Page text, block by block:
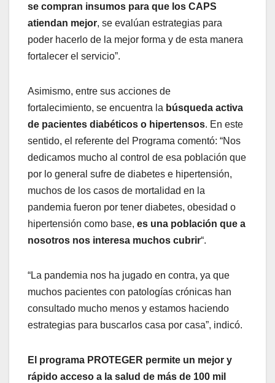
se compran insumos para que los CAPS
atiendan mejor, se evalúan estrategias para
poder hacerlo de la mejor forma y de esta manera
fortalecer el servicio”.
Asimismo, entre sus acciones de
fortalecimiento, se encuentra la búsqueda activa
de pacientes diabéticos o hipertensos. En este
sentido, el referente del Programa comentó: “Nos
dedicamos mucho al control de esa población que
por lo general sufre de diabetes e hipertensión,
muchos de los casos de mortalidad en la
pandemia fueron por tener diabetes, obesidad o
hipertensión como base, es una población que a
nosotros nos interesa muchos cubrir“.
“La pandemia nos ha jugado en contra, ya que
muchos pacientes con patologías crónicas han
consultado mucho menos y estamos haciendo
estrategias para buscarlos casa por casa”, indicó.
El programa PROTEGER permite un mejor y
rápido acceso a la salud de más de 100 mil